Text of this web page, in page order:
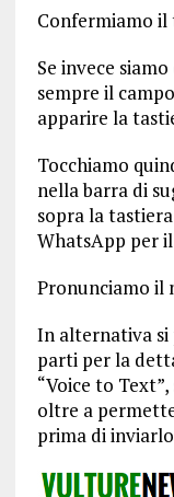
Confermiamo il
Se invece
sempre il
apparire la
Tocchiamo
nella barra di
sopra la
WhatsApp per
Pronunciamo il
In alternativa si
parti per la
“Voice to
oltre a
prima di